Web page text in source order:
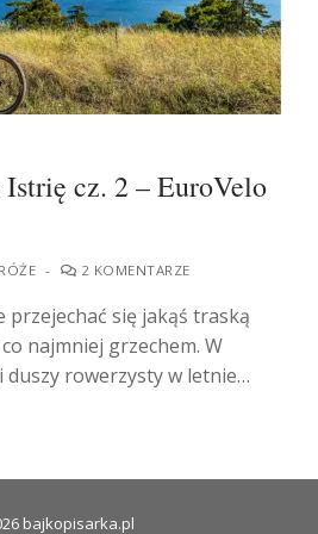
Istrię cz. 2 – EuroVelo
- 2 KOMENTARZE
przejechać się jakąś traską
najmniej grzechem. W
duszy rowerzysty w letnie…
bajkopisarka.pl